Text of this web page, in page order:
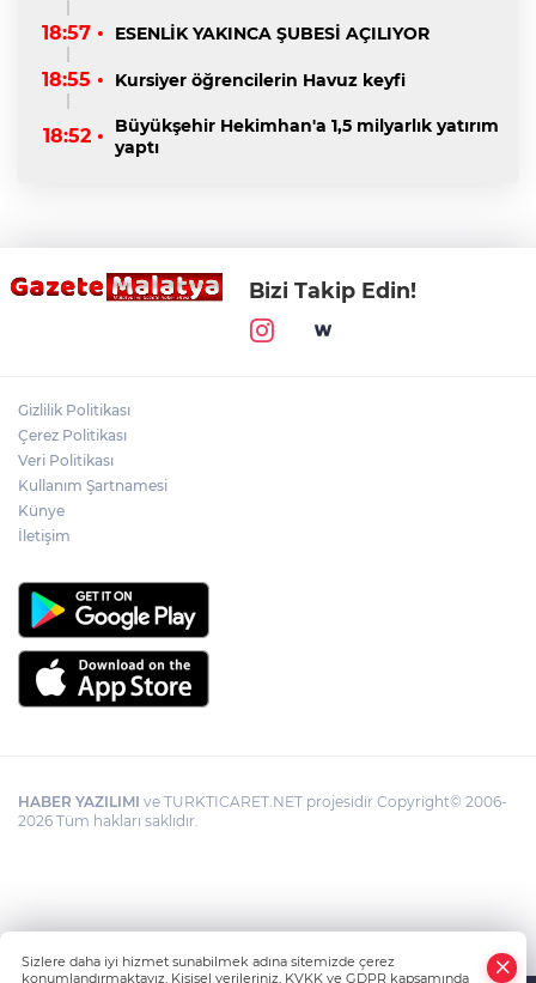
18:57 • ESENLİK YAKINCA ŞUBESİ AÇILIYOR
18:55 • Kursiyer öğrencilerin Havuz keyfi
18:52 •
Büyükşehir Hekimhan'a 1,5 milyarlık yatırım
yaptı
Bizi Takip Edin!
Gizlilik Politikası
Çerez Politikası
Veri Politikası
Kullanım Şartnamesi
Künye
İletişim
HABER YAZILIMI ve TURKTICARET.NET projesidir Copyright© 2006-
2026 Tüm hakları saklıdır.
Sizlere daha iyi hizmet sunabilmek adına sitemizde çerez
konumlandırmaktayız. Kişisel verileriniz, KVKK ve GDPR kapsamında